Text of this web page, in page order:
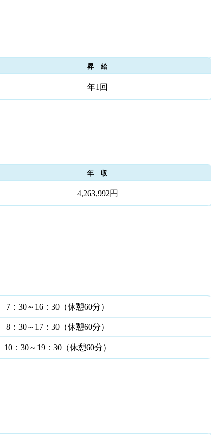
昇 給
年1回
年 収
4,263,992円
7：30～16：30（休憩60分）
8：30～17：30（休憩60分）
10：30～19：30（休憩60分）